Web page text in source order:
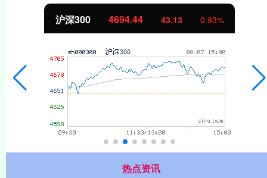
北证50 1134.24 11.37 1.01%
热点资讯